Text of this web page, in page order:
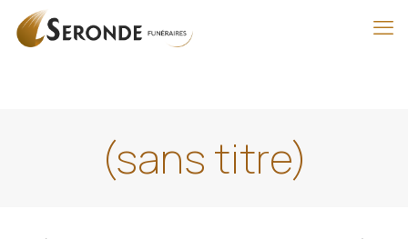
(sans titre)